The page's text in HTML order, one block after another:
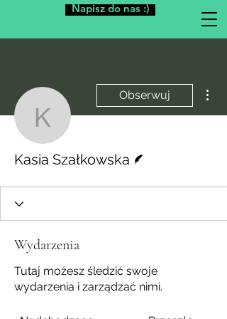
Napisz do nas :)
Kasia
Obserwuj
Kasia Szałkowska
Wydarzenia
Tutaj możesz śledzić swoje
wydarzenia i zarządzać nimi.